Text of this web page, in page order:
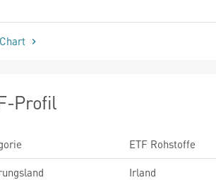
Profil
ETF Rohstoffe
Irland